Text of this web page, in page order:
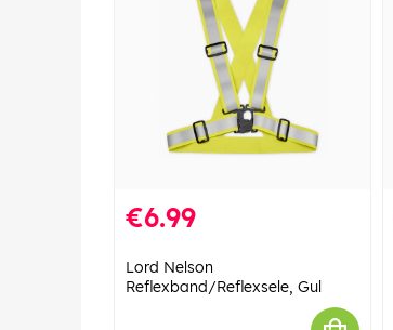
€6.99
Lord Nelson
Reflexband/Reflexsele, Gul